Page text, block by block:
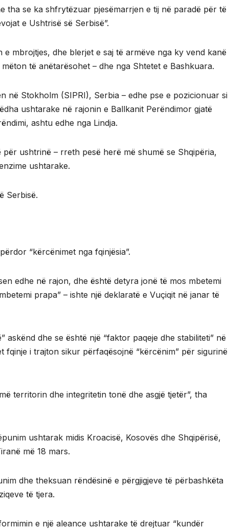
tha se ka shfrytëzuar pjesëmarrjen e tij në paradë për të
e Ushtrisë së Serbisë”.
mbrojtjes, dhe blerjet e saj të armëve nga ky vend kanë
të anëtarësohet – dhe nga Shtetet e Bashkuara.
në Stokholm (SIPRI), Serbia – edhe pse e pozicionuar si
ushtarake në rajonin e Ballkanit Perëndimor gjatë
ashtu edhe nga Lindja.
ushtrinë – rreth pesë herë më shumë se Shqipëria,
ushtarake.
Serbisë.
“kërcënimet nga fqinjësia”.
edhe në rajon, dhe është detyra jonë të mos mbetemi
prapa” – ishte një deklaratë e Vuçiqit në janar të
dhe se është një “faktor paqeje dhe stabiliteti” në
i trajton sikur përfaqësojnë “kërcënim” për sigurinë
territorin dhe integritetin tonë dhe asgjë tjetër”, tha
ushtarak midis Kroacisë, Kosovës dhe Shqipërisë,
më 18 mars.
dhe theksuan rëndësinë e përgjigjeve të përbashkëta
të tjera.
e një aleance ushtarake të drejtuar “kundër